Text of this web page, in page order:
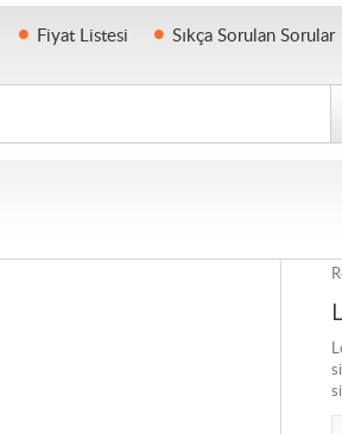
Fiyat Listesi Sıkça Sorulan Sorular